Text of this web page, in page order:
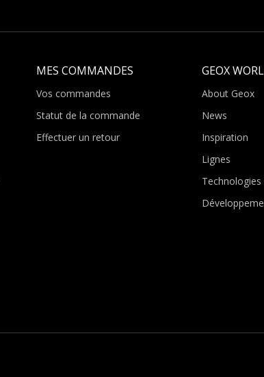
MES COMMANDES
Vos commandes
Statut de la commande
Effectuer un retour
GEOX
About Geox
News
Inspiration
Lignes
Technologies